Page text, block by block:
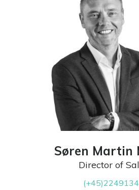
Søren Martin
Director of